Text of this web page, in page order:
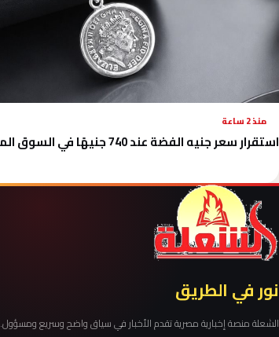
منذ 2 ساعة
استقرار سعر جنيه الفضة عند 740 جنيهًا في السوق المحلية
نور في الطريق
الشعلة منصة إخبارية مصرية تقدم الأخبار في سياق واضح وسريع ومسؤول.